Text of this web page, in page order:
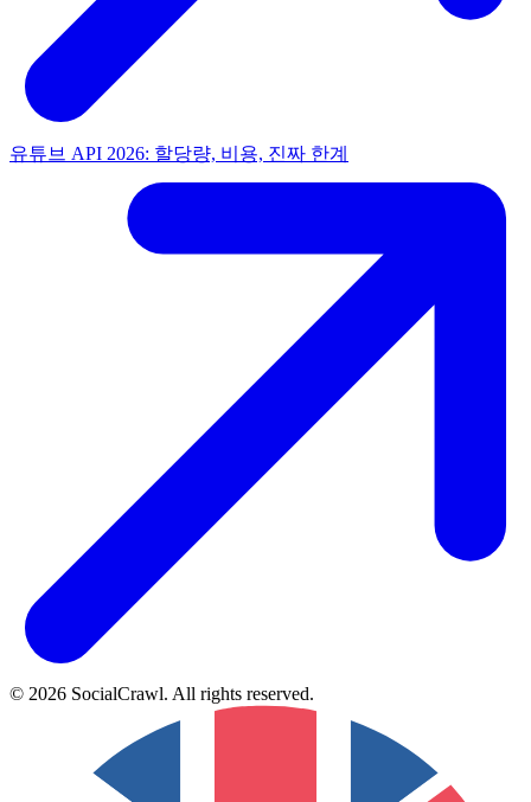
유튜브 API 2026: 할당량, 비용, 진짜 한계
© 2026 SocialCrawl. All rights reserved.